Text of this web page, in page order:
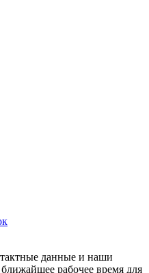
данные и наши
рабочее время для